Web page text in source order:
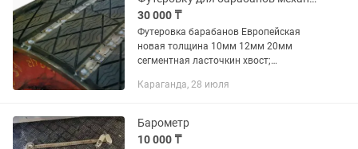
30 000 ₸
Футеровка барабанов Европейская
новая толщина 10мм 12мм 20мм
сегментная ласточкин хвост;
стыковки транспортерной ленты и для
Караганда, 28 июля
Барометр
10 000 ₸